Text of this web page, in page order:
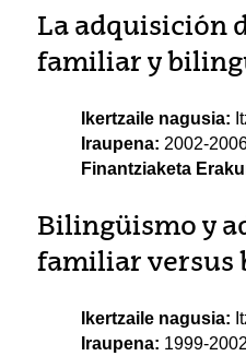
La adquisición
familiar y
Ikertzaile nagusia:
Iraupena: 2002-
Finantziaketa
Bilingüismo y
familiar versus
Ikertzaile nagusia:
Iraupena: 1999-2002